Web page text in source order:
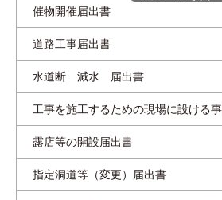
催物開催届出書
道路工事届出書
水道断 減水 届出書
工事を施工するための現場に設ける
露店等の開設届出書
指定洞道等（変更）届出書